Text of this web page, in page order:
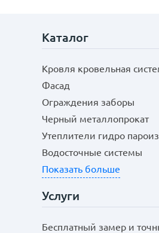
Отправить
Огнестойкость:
Звукоизоляция:
Теплопроводность:
Каталог
Кровля кровельная
Фасад
Ограждения заборы
Черный металлопрокат
Утеплители гидро
Водосточные системы
Показать больше
Услуги
Бесплатный замер и